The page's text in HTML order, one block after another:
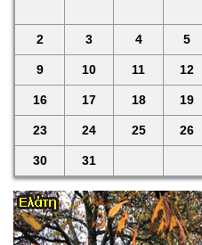
2 3 4 5
9 10 11 12
16 17 18 19
23 24 25 26
30 31